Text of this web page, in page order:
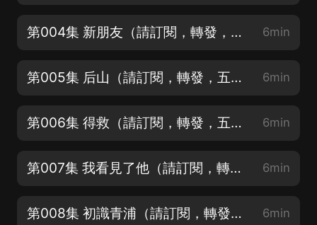
第004集 新朋友（請訂閱，轉發，五星好評哦～） 6min
第005集 后山（請訂閱，轉發，五星好評哦～） 6min
第006集 得救（請訂閱，轉發，五星好評哦～） 6min
第007集 我看見了他（請訂閱，轉發，五星好評哦～） 6min
第008集 初識青浦（請訂閱，轉發，五星好評哦～） 6min